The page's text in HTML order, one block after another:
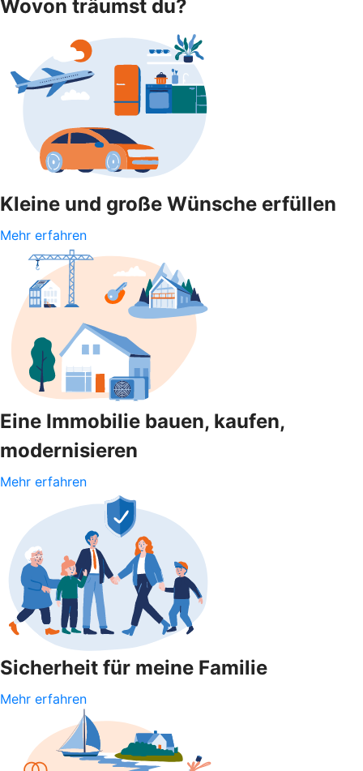
Wovon träumst du?
Kleine und große Wünsche erfüllen
Mehr erfahren
Eine Immobilie bauen, kaufen,
modernisieren
Mehr erfahren
Sicherheit für meine Familie
Mehr erfahren